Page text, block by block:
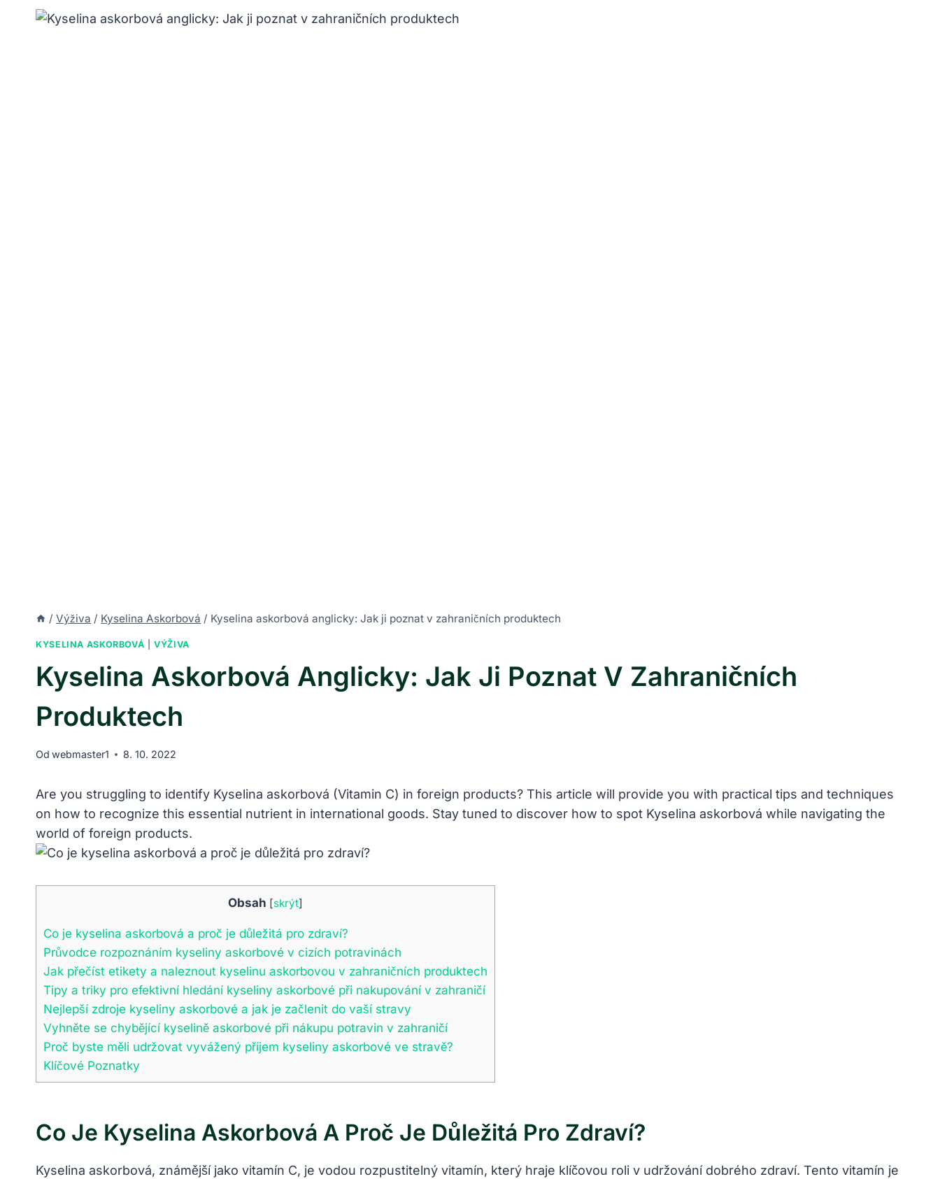
/ Výživa / Kyselina Askorbová / Kyselina askorbová anglicky: Jak ji poznat v zahraničních produktech
KYSELINA ASKORBOVÁ |VÝŽIVA
Kyselina Askorbová Anglicky: Jak Ji Poznat V Zahraničních
Produktech
Od webmaster1 8. 10. 2022
Are you struggling to identify Kyselina askorbová (Vitamin C) in foreign products? This article will provide you with practical tips and techniques
on how to recognize this essential nutrient in international goods. Stay tuned to discover how to spot Kyselina askorbová while navigating the
world of foreign products.
Obsah [skrýt]
Co je kyselina askorbová a proč je důležitá pro zdraví?
Průvodce rozpoznáním kyseliny askorbové v cizích potravinách
Jak přečíst etikety a naleznout kyselinu askorbovou v zahraničních produktech
Tipy a triky pro efektivní hledání kyseliny askorbové při nakupování v zahraničí
Nejlepší zdroje kyseliny askorbové a jak je začlenit do vaší stravy
Vyhněte se chybějící kyselině askorbové při nákupu potravin v zahraničí
Proč byste měli udržovat vyvážený příjem kyseliny askorbové ve stravě?
Klíčové Poznatky
Co Je Kyselina Askorbová A Proč Je Důležitá Pro Zdraví?
Kyselina askorbová, známější jako vitamín C, je vodou rozpustitelný vitamín, který hraje klíčovou roli v udržování dobrého zdraví. Tento vitamín je